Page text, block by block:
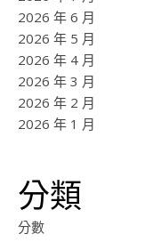
2026 年 6 月
2026 年 5 月
2026 年 4 月
2026 年 3 月
2026 年 2 月
2026 年 1 月
分類
分數